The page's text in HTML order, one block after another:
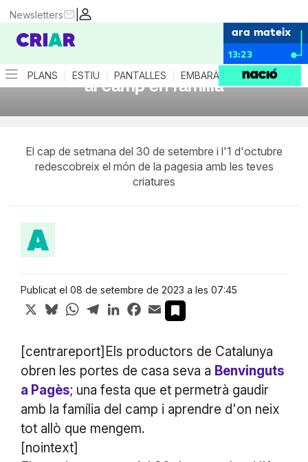
|
Newsletters
ara mateix
13:23
PLANS ESTIU PANTALLES EMBARÀS CRIANÇA
Benvinguts a Pagès: reserva aquí la
teva plaça gratis i descobreix la vida
al camp en família
El cap de setmana del 30 de setembre i l'1 d'octubre
redescobreix el món de la pagesia amb les teves
criatures
Publicat el 08 de setembre de 2023 a les 07:45
X BlueskyWhatsApp
TelegramLinkedInFacebook
Email
[centrareport]Els productors de Catalunya
obren les portes de casa seva a Benvinguts
a Pagès; una festa que et permetrà gaudir
amb la família del camp i aprendre d'on neix
tot allò que mengem.
[nointext]